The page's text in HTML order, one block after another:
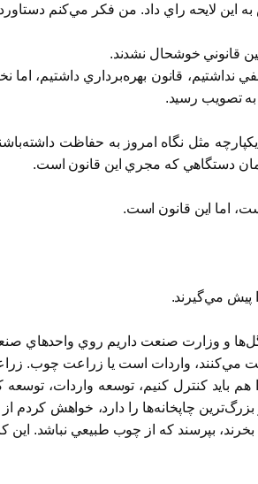
اين لايحه راي داد. من فكر مي‌كنم
قانوني خوشحال نشدند.
نداشتيم، قانون بهره‌برداري داشتيم،
تصويب رسيد.
مثل نگاه امروز به حفاظت
دستگاهي كه مجري اين قانون است.
اما اين قانون است.
پيش مي‌گيرند.
و وزارت صنعت داريم روي واحدهاي
مي‌كنند، واردات است يا زراعت چوب.
بايد كنترل كنيم، توسعه واردات،
چاپخانه‌ها را دارد، خواهش كردم از
بپرسند كه از چوب طبيعي نباشد.